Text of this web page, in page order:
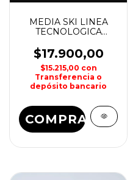
MEDIA SKI LINEA
TECNOLOGICA
$17.900,00
$15.215,00 con
Transferencia o
depósito bancario
COMPRAR